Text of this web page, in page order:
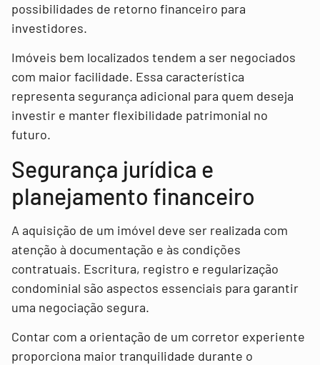
possibilidades de retorno financeiro para
investidores.
Imóveis bem localizados tendem a ser negociados
com maior facilidade. Essa característica
representa segurança adicional para quem deseja
investir e manter flexibilidade patrimonial no
futuro.
Segurança jurídica e
planejamento financeiro
A aquisição de um imóvel deve ser realizada com
atenção à documentação e às condições
contratuais. Escritura, registro e regularização
condominial são aspectos essenciais para garantir
uma negociação segura.
Contar com a orientação de um corretor experiente
proporciona maior tranquilidade durante o